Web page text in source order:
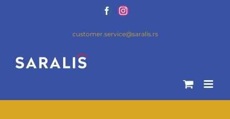
customer.service@saralis.rs